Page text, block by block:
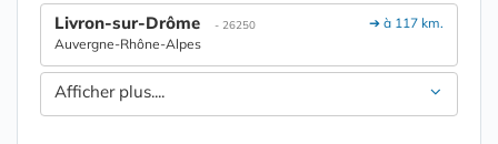
➔ à 117 km.
Livron-sur-Drôme - 26250
Auvergne-Rhône-Alpes
Afficher plus....